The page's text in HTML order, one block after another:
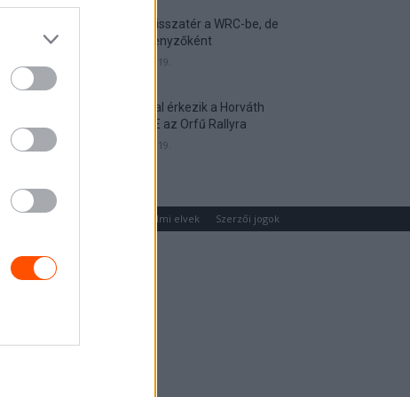
Munster visszatér a WRC-be, de
nem versenyzőként
2026. április 19.
Hat autóval érkezik a Horváth
Rallye ASE az Orfű Rallyra
2026. április 19.
Adatvédelmi elvek Szerzői jogok